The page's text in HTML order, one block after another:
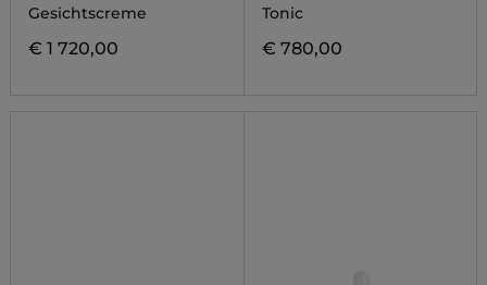
Gesichtscreme
€ 1 720,00
Tonic
€ 780,00